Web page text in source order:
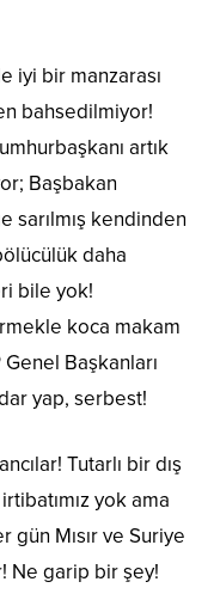
iyi bir manzarası
bahsedilmiyor!
artık
Başbakan
sarılmış kendinden
daha
bile yok!
koca makam
Başkanları
yap, serbest!
Tutarlı bir dış
yok ama
gün Mısır ve Suriye
Ne garip bir şey!